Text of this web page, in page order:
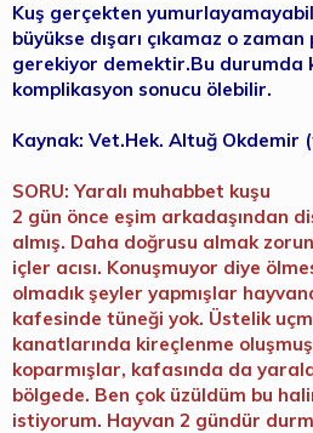
Kuş gerçekten
büyükse dışarı çıkamaz o
gerekiyor demektir.Bu durumda
komplikasyon sonucu ölebilir.
Kaynak: Vet.Hek. Altuğ Okdemir (
SORU: Yaralı muhabbet kuşu
2 gün önce eşim arkadaşından
almış. Daha doğrusu almak
içler acısı. Konuşmuyor diye
olmadık şeyler yapmışlar
kafesinde tüneği yok. Üstelik
kanatlarında kireçlenme
koparmışlar, kafasında da
bölgede. Ben çok üzüldüm bu
istiyorum. Hayvan 2 gündür